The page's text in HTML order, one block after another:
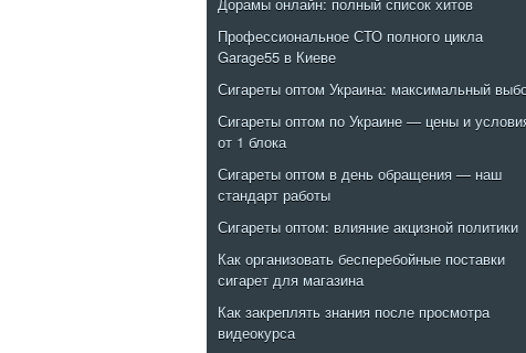
Профессиональное СТО полного цикла
Garage55 в Киеве
Сигареты оптом Украина: максимальный
Сигареты оптом по Украине — цены и
от 1 блока
Сигареты оптом в день обращения — наш
стандарт работы
Сигареты оптом: влияние акцизной политики
Как организовать бесперебойные поставки
сигарет для магазина
Как закреплять знания после просмотра
видеокурса